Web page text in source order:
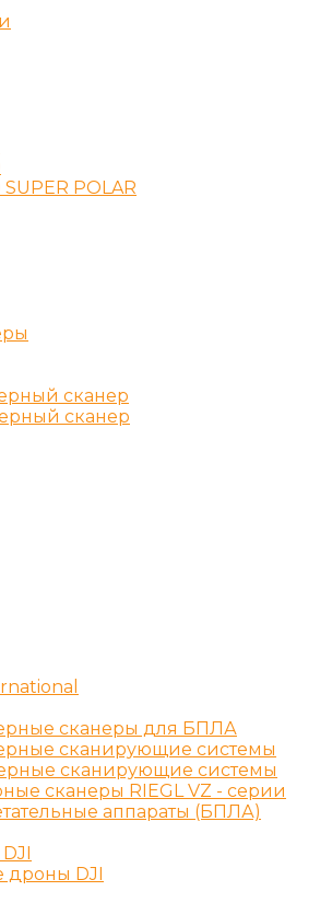
POLAR
сканер
сканер
сканеры для БПЛА
сканирующие системы
сканирующие системы
сканеры RIEGL VZ - серии
аппараты (БПЛА)
DJI